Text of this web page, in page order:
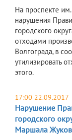
На проспекте
нарушения
городского
отходами
Волгограда, в
утилизировать
этого.
17:00 22.09.2017
Нарушение
городского
Маршала